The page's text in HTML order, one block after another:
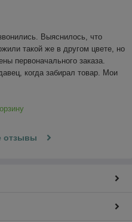
Выяснилось, что
такой же в другом цвете, но
первоначального заказа.
когда забирал товар. Мои
отзывы